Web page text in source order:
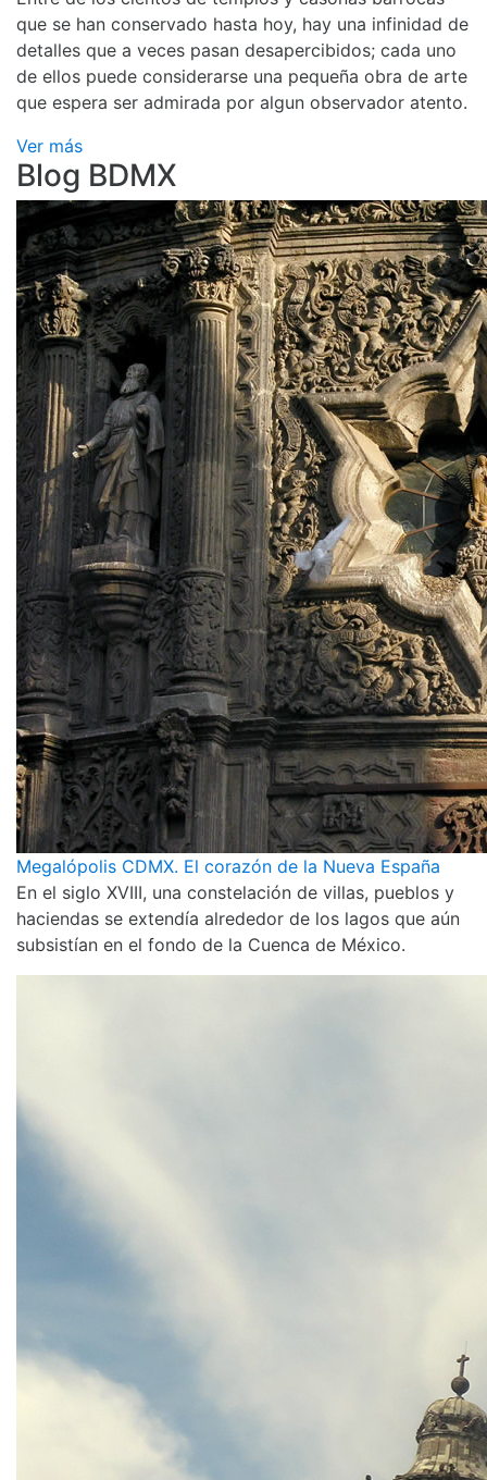
que se han conservado hasta hoy, hay una infinidad de
detalles que a veces pasan desapercibidos; cada uno
de ellos puede considerarse una pequeña obra de arte
que espera ser admirada por algun observador atento.
Ver más
Blog BDMX
Megalópolis CDMX. El corazón de la Nueva España
En el siglo XVIII, una constelación de villas, pueblos y
haciendas se extendía alrededor de los lagos que aún
subsistían en el fondo de la Cuenca de México.